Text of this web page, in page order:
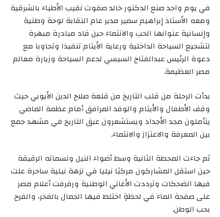
في يوم واحد صنع الدكتور خالد صفوت نقيب الأطباء بالشرقية
ومعه الأستاذ إبراهيم سمير مدير عام النقابة لوحة وطنية
وإنسانية عنوانها الحب والانتماء حين قاد مبادرة مبهرة
لتشجيع السياحة الداخلية ورعاية الأيتام تنفيذا وتجاوبا مع
دعوة الرئيس عبدالفتاح السيسي لدعم السياحة وزيارة معالم
مصر العظيمة.
بدأت الرحلة من قلب التاريخ من قلعة صلاح الدين الأيوبي حيث
وقف الأطفال والأيتام والوفد المرافق أمام عظمة الماضي
يتأملون مجد الأجداد ويستشعرون عبق التاريخ في مشهد جمع
بين المعرفة والاعتزاز والانتماء.
ثم جاءت المحطة الثانية وسط أضواء النيل ونسماته الرقيقة
حين استقل المشاركون مركبًا نيليا في نزهة نيلية ساحرة علت
فيها الضحكات وترددت الأغاني الوطنية ورفرفت أعلام مصر
على صفحة الماء في لحظةٍ اختلط فيها الجمال بالفخر، والفرح
بحب الوطن.